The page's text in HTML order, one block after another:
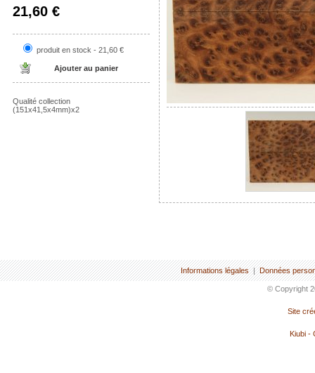
21,60 €
produit en stock - 21,60 €
Qualité collection
(151x41,5x4mm)x2
Informations légales | Données
© Copyright
Site
Kiubi -